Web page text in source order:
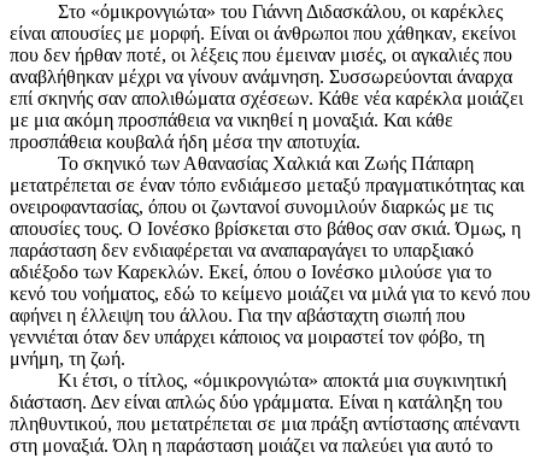
Στο «όμικρονγιώτα» του Γιάννη Διδασκάλου, οι καρέκλες
είναι απουσίες με μορφή. Είναι οι άνθρωποι που χάθηκαν, εκείνοι
που δεν ήρθαν ποτέ, οι λέξεις που έμειναν μισές, οι αγκαλιές που
αναβλήθηκαν μέχρι να γίνουν ανάμνηση. Συσσωρεύονται άναρχα
επί σκηνής σαν απολιθώματα σχέσεων. Κάθε νέα καρέκλα μοιάζει
με μια ακόμη προσπάθεια να νικηθεί η μοναξιά. Και κάθε
προσπάθεια κουβαλά ήδη μέσα την αποτυχία.
Το σκηνικό των Αθανασίας Χαλκιά και Ζωής Πάπαρη
μετατρέπεται σε έναν τόπο ενδιάμεσο μεταξύ πραγματικότητας και
ονειροφαντασίας, όπου οι ζωντανοί συνομιλούν διαρκώς με τις
απουσίες τους. Ο Ιονέσκο βρίσκεται στο βάθος σαν σκιά. Όμως, η
παράσταση δεν ενδιαφέρεται να αναπαραγάγει το υπαρξιακό
αδιέξοδο των Καρεκλών. Εκεί, όπου ο Ιονέσκο μιλούσε για το
κενό του νοήματος, εδώ το κείμενο μοιάζει να μιλά για το κενό που
αφήνει η έλλειψη του άλλου. Για την αβάσταχτη σιωπή που
γεννιέται όταν δεν υπάρχει κάποιος να μοιραστεί τον φόβο, τη
μνήμη, τη ζωή.
Κι έτσι, ο τίτλος, «όμικρονγιώτα» αποκτά μια συγκινητική
διάσταση. Δεν είναι απλώς δύο γράμματα. Είναι η κατάληξη του
πληθυντικού, που μετατρέπεται σε μια πράξη αντίστασης απέναντι
στη μοναξιά. Όλη η παράσταση μοιάζει να παλεύει για αυτό το